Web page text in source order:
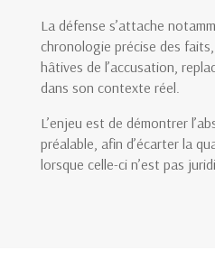
La défense s’attache
chronologie précise des
hâtives de l’accusation,
dans son contexte réel.
L’enjeu est de démontrer
préalable, afin d’écarter la
lorsque celle-ci n’est pas